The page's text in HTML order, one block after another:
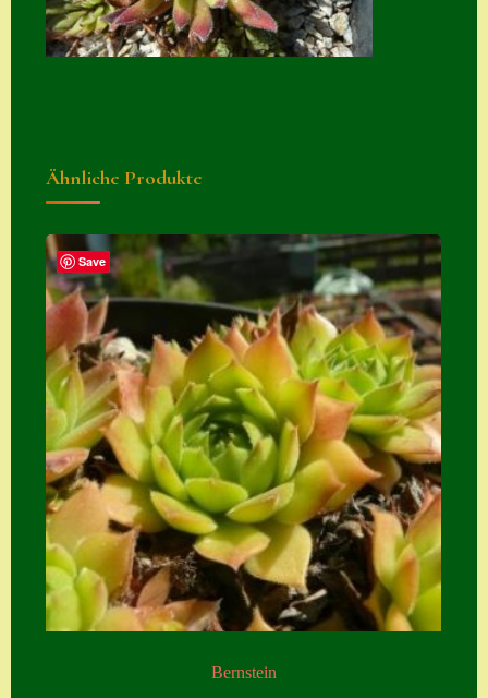
Shop
Versand von
Semps
Warenkorb
Warenkorb
Widerrufsbelehru
ng
Zahlung
Zahlungs- &
Versandinfos
Zubehör
Zubehör
Ähnliche Produkte
Save
Bernstein